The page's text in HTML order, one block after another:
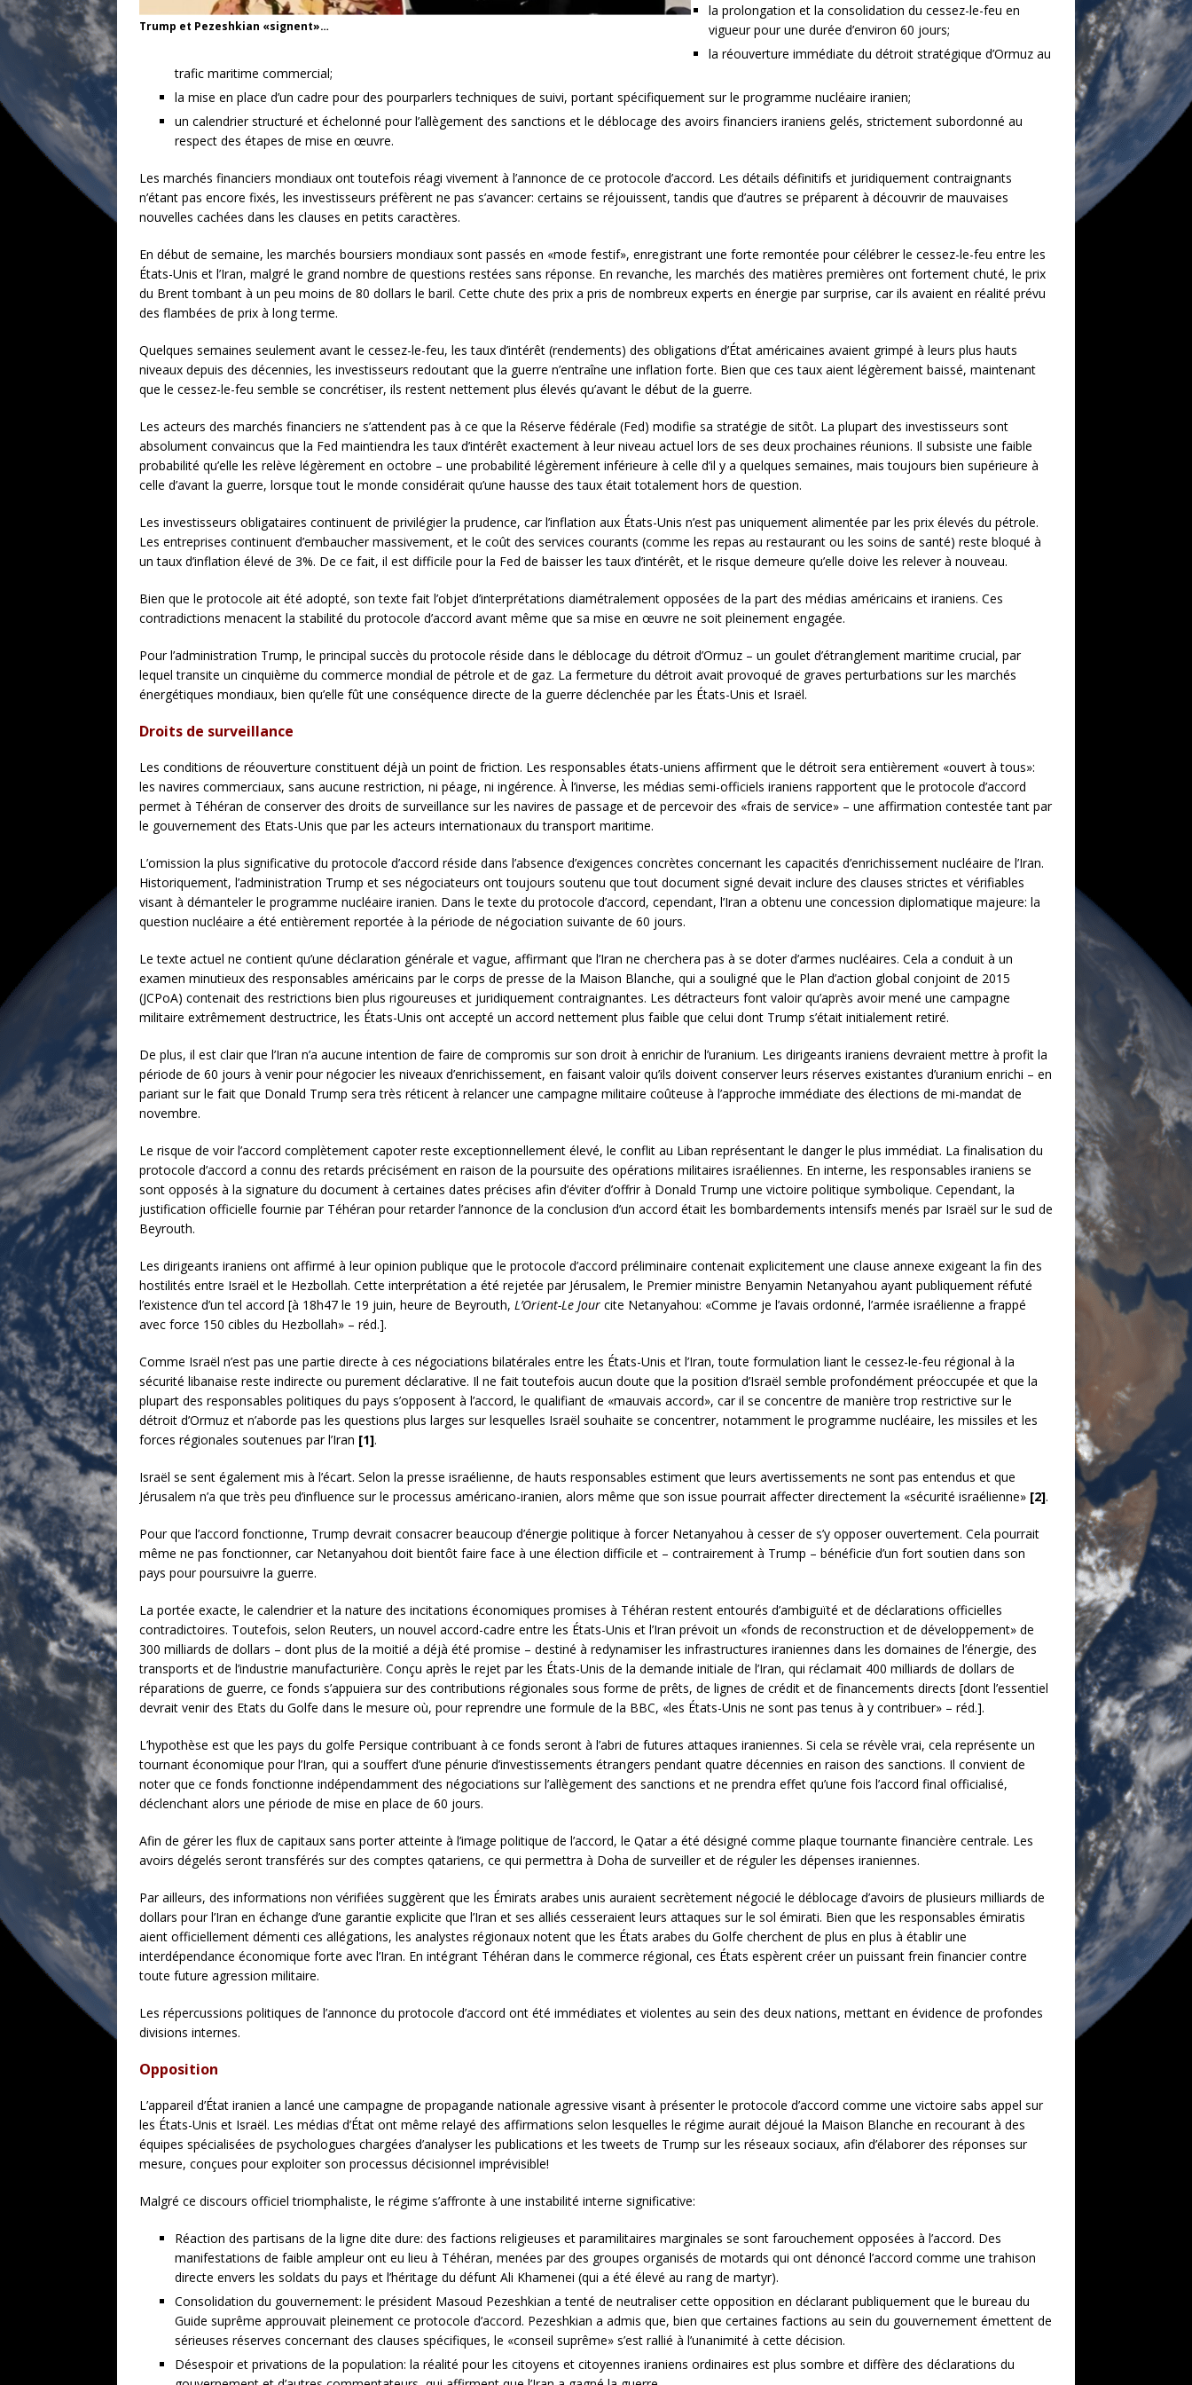
Trump et Pezeshkian «signent»…
la prolongation et la consolidation du cessez-le-feu en
vigueur pour une durée d’environ 60 jours;
la réouverture immédiate du détroit stratégique d’Ormuz au
trafic maritime commercial;
la mise en place d’un cadre pour des pourparlers techniques de suivi, portant spécifiquement sur le programme nucléaire iranien;
un calendrier structuré et échelonné pour l’allègement des sanctions et le déblocage des avoirs financiers iraniens gelés, strictement subordonné au
respect des étapes de mise en œuvre.
Les marchés financiers mondiaux ont toutefois réagi vivement à l’annonce de ce protocole d’accord. Les détails définitifs et juridiquement contraignants
n’étant pas encore fixés, les investisseurs préfèrent ne pas s’avancer: certains se réjouissent, tandis que d’autres se préparent à découvrir de mauvaises
nouvelles cachées dans les clauses en petits caractères.
En début de semaine, les marchés boursiers mondiaux sont passés en «mode festif», enregistrant une forte remontée pour célébrer le cessez-le-feu entre les
États-Unis et l’Iran, malgré le grand nombre de questions restées sans réponse. En revanche, les marchés des matières premières ont fortement chuté, le prix
du Brent tombant à un peu moins de 80 dollars le baril. Cette chute des prix a pris de nombreux experts en énergie par surprise, car ils avaient en réalité prévu
des flambées de prix à long terme.
Quelques semaines seulement avant le cessez-le-feu, les taux d’intérêt (rendements) des obligations d’État américaines avaient grimpé à leurs plus hauts
niveaux depuis des décennies, les investisseurs redoutant que la guerre n’entraîne une inflation forte. Bien que ces taux aient légèrement baissé, maintenant
que le cessez-le-feu semble se concrétiser, ils restent nettement plus élevés qu’avant le début de la guerre.
Les acteurs des marchés financiers ne s’attendent pas à ce que la Réserve fédérale (Fed) modifie sa stratégie de sitôt. La plupart des investisseurs sont
absolument convaincus que la Fed maintiendra les taux d’intérêt exactement à leur niveau actuel lors de ses deux prochaines réunions. Il subsiste une faible
probabilité qu’elle les relève légèrement en octobre – une probabilité légèrement inférieure à celle d’il y a quelques semaines, mais toujours bien supérieure à
celle d’avant la guerre, lorsque tout le monde considérait qu’une hausse des taux était totalement hors de question.
Les investisseurs obligataires continuent de privilégier la prudence, car l’inflation aux États-Unis n’est pas uniquement alimentée par les prix élevés du pétrole.
Les entreprises continuent d’embaucher massivement, et le coût des services courants (comme les repas au restaurant ou les soins de santé) reste bloqué à
un taux d’inflation élevé de 3%. De ce fait, il est difficile pour la Fed de baisser les taux d’intérêt, et le risque demeure qu’elle doive les relever à nouveau.
Bien que le protocole ait été adopté, son texte fait l’objet d’interprétations diamétralement opposées de la part des médias américains et iraniens. Ces
contradictions menacent la stabilité du protocole d’accord avant même que sa mise en œuvre ne soit pleinement engagée.
Pour l’administration Trump, le principal succès du protocole réside dans le déblocage du détroit d’Ormuz – un goulet d’étranglement maritime crucial, par
lequel transite un cinquième du commerce mondial de pétrole et de gaz. La fermeture du détroit avait provoqué de graves perturbations sur les marchés
énergétiques mondiaux, bien qu’elle fût une conséquence directe de la guerre déclenchée par les États-Unis et Israël.
Droits de surveillance
Les conditions de réouverture constituent déjà un point de friction. Les responsables états-uniens affirment que le détroit sera entièrement «ouvert à tous»:
les navires commerciaux, sans aucune restriction, ni péage, ni ingérence. À l’inverse, les médias semi-officiels iraniens rapportent que le protocole d’accord
permet à Téhéran de conserver des droits de surveillance sur les navires de passage et de percevoir des «frais de service» – une affirmation contestée tant par
le gouvernement des Etats-Unis que par les acteurs internationaux du transport maritime.
L’omission la plus significative du protocole d’accord réside dans l’absence d’exigences concrètes concernant les capacités d’enrichissement nucléaire de l’Iran.
Historiquement, l’administration Trump et ses négociateurs ont toujours soutenu que tout document signé devait inclure des clauses strictes et vérifiables
visant à démanteler le programme nucléaire iranien. Dans le texte du protocole d’accord, cependant, l’Iran a obtenu une concession diplomatique majeure: la
question nucléaire a été entièrement reportée à la période de négociation suivante de 60 jours.
Le texte actuel ne contient qu’une déclaration générale et vague, affirmant que l’Iran ne cherchera pas à se doter d’armes nucléaires. Cela a conduit à un
examen minutieux des responsables américains par le corps de presse de la Maison Blanche, qui a souligné que le Plan d’action global conjoint de 2015
(JCPoA) contenait des restrictions bien plus rigoureuses et juridiquement contraignantes. Les détracteurs font valoir qu’après avoir mené une campagne
militaire extrêmement destructrice, les États-Unis ont accepté un accord nettement plus faible que celui dont Trump s’était initialement retiré.
De plus, il est clair que l’Iran n’a aucune intention de faire de compromis sur son droit à enrichir de l’uranium. Les dirigeants iraniens devraient mettre à profit la
période de 60 jours à venir pour négocier les niveaux d’enrichissement, en faisant valoir qu’ils doivent conserver leurs réserves existantes d’uranium enrichi – en
pariant sur le fait que Donald Trump sera très réticent à relancer une campagne militaire coûteuse à l’approche immédiate des élections de mi-mandat de
novembre.
Le risque de voir l’accord complètement capoter reste exceptionnellement élevé, le conflit au Liban représentant le danger le plus immédiat. La finalisation du
protocole d’accord a connu des retards précisément en raison de la poursuite des opérations militaires israéliennes. En interne, les responsables iraniens se
sont opposés à la signature du document à certaines dates précises afin d’éviter d’offrir à Donald Trump une victoire politique symbolique. Cependant, la
justification officielle fournie par Téhéran pour retarder l’annonce de la conclusion d’un accord était les bombardements intensifs menés par Israël sur le sud de
Beyrouth.
Les dirigeants iraniens ont affirmé à leur opinion publique que le protocole d’accord préliminaire contenait explicitement une clause annexe exigeant la fin des
hostilités entre Israël et le Hezbollah. Cette interprétation a été rejetée par Jérusalem, le Premier ministre Benyamin Netanyahou ayant publiquement réfuté
l’existence d’un tel accord [à 18h47 le 19 juin, heure de Beyrouth, L’Orient-Le Jour cite Netanyahou: «Comme je l’avais ordonné, l’armée israélienne a frappé
avec force 150 cibles du Hezbollah» – réd.].
Comme Israël n’est pas une partie directe à ces négociations bilatérales entre les États-Unis et l’Iran, toute formulation liant le cessez-le-feu régional à la
sécurité libanaise reste indirecte ou purement déclarative. Il ne fait toutefois aucun doute que la position d’Israël semble profondément préoccupée et que la
plupart des responsables politiques du pays s’opposent à l’accord, le qualifiant de «mauvais accord», car il se concentre de manière trop restrictive sur le
détroit d’Ormuz et n’aborde pas les questions plus larges sur lesquelles Israël souhaite se concentrer, notamment le programme nucléaire, les missiles et les
forces régionales soutenues par l’Iran [1].
Israël se sent également mis à l’écart. Selon la presse israélienne, de hauts responsables estiment que leurs avertissements ne sont pas entendus et que
Jérusalem n’a que très peu d’influence sur le processus américano-iranien, alors même que son issue pourrait affecter directement la «sécurité israélienne» [2].
Pour que l’accord fonctionne, Trump devrait consacrer beaucoup d’énergie politique à forcer Netanyahou à cesser de s’y opposer ouvertement. Cela pourrait
même ne pas fonctionner, car Netanyahou doit bientôt faire face à une élection difficile et – contrairement à Trump – bénéficie d’un fort soutien dans son
pays pour poursuivre la guerre.
La portée exacte, le calendrier et la nature des incitations économiques promises à Téhéran restent entourés d’ambiguïté et de déclarations officielles
contradictoires. Toutefois, selon Reuters, un nouvel accord-cadre entre les États-Unis et l’Iran prévoit un «fonds de reconstruction et de développement» de
300 milliards de dollars – dont plus de la moitié a déjà été promise – destiné à redynamiser les infrastructures iraniennes dans les domaines de l’énergie, des
transports et de l’industrie manufacturière. Conçu après le rejet par les États-Unis de la demande initiale de l’Iran, qui réclamait 400 milliards de dollars de
réparations de guerre, ce fonds s’appuiera sur des contributions régionales sous forme de prêts, de lignes de crédit et de financements directs [dont l’essentiel
devrait venir des Etats du Golfe dans le mesure où, pour reprendre une formule de la BBC, «les États-Unis ne sont pas tenus à y contribuer» – réd.].
L’hypothèse est que les pays du golfe Persique contribuant à ce fonds seront à l’abri de futures attaques iraniennes. Si cela se révèle vrai, cela représente un
tournant économique pour l’Iran, qui a souffert d’une pénurie d’investissements étrangers pendant quatre décennies en raison des sanctions. Il convient de
noter que ce fonds fonctionne indépendamment des négociations sur l’allègement des sanctions et ne prendra effet qu’une fois l’accord final officialisé,
déclenchant alors une période de mise en place de 60 jours.
Afin de gérer les flux de capitaux sans porter atteinte à l’image politique de l’accord, le Qatar a été désigné comme plaque tournante financière centrale. Les
avoirs dégelés seront transférés sur des comptes qatariens, ce qui permettra à Doha de surveiller et de réguler les dépenses iraniennes.
Par ailleurs, des informations non vérifiées suggèrent que les Émirats arabes unis auraient secrètement négocié le déblocage d’avoirs de plusieurs milliards de
dollars pour l’Iran en échange d’une garantie explicite que l’Iran et ses alliés cesseraient leurs attaques sur le sol émirati. Bien que les responsables émiratis
aient officiellement démenti ces allégations, les analystes régionaux notent que les États arabes du Golfe cherchent de plus en plus à établir une
interdépendance économique forte avec l’Iran. En intégrant Téhéran dans le commerce régional, ces États espèrent créer un puissant frein financier contre
toute future agression militaire.
Les répercussions politiques de l’annonce du protocole d’accord ont été immédiates et violentes au sein des deux nations, mettant en évidence de profondes
divisions internes.
Opposition
L’appareil d’État iranien a lancé une campagne de propagande nationale agressive visant à présenter le protocole d’accord comme une victoire sabs appel sur
les États-Unis et Israël. Les médias d’État ont même relayé des affirmations selon lesquelles le régime aurait déjoué la Maison Blanche en recourant à des
équipes spécialisées de psychologues chargées d’analyser les publications et les tweets de Trump sur les réseaux sociaux, afin d’élaborer des réponses sur
mesure, conçues pour exploiter son processus décisionnel imprévisible!
Malgré ce discours officiel triomphaliste, le régime s’affronte à une instabilité interne significative:
Réaction des partisans de la ligne dite dure: des factions religieuses et paramilitaires marginales se sont farouchement opposées à l’accord. Des
manifestations de faible ampleur ont eu lieu à Téhéran, menées par des groupes organisés de motards qui ont dénoncé l’accord comme une trahison
directe envers les soldats du pays et l’héritage du défunt Ali Khamenei (qui a été élevé au rang de martyr).
Consolidation du gouvernement: le président Masoud Pezeshkian a tenté de neutraliser cette opposition en déclarant publiquement que le bureau du
Guide suprême approuvait pleinement ce protocole d’accord. Pezeshkian a admis que, bien que certaines factions au sein du gouvernement émettent de
sérieuses réserves concernant des clauses spécifiques, le «conseil suprême» s’est rallié à l’unanimité à cette décision.
Désespoir et privations de la population: la réalité pour les citoyens et citoyennes iraniens ordinaires est plus sombre et diffère des déclarations du